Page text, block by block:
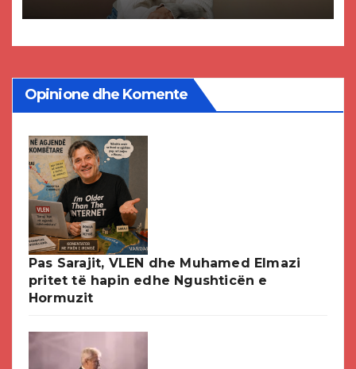
Opinione dhe Komente
Pas Sarajit, VLEN dhe Muhamed Elmazi
pritet të hapin edhe Ngushticën e
Hormuzit